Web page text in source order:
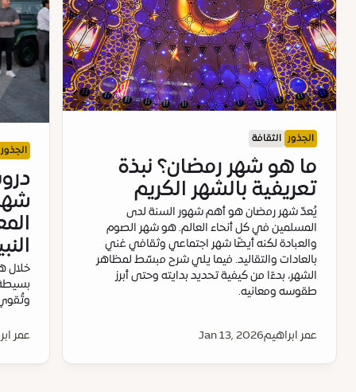
الجذور الثقافة
ما هو شهر رمضان؟ نبذة
تعريفية بالشهر الكريم
يُعدّ شهر رمضان هو أهم شهور السنة لدى
المسلمين في كل أنحاء العالم. هو شهر الصوم
والعبادة لكنه أيضًا شهر اجتماعي وثقافي غني
بالعادات والتقاليد. فيما يلي شرح مبسّط لمظاهر
الشهر، بدءًا من كيفية تحديد بدايته وحتى أبرز
طقوسه ومعانيه.
عمر ابراهيمJan 13, 2026
الجذور
خلال
عمر